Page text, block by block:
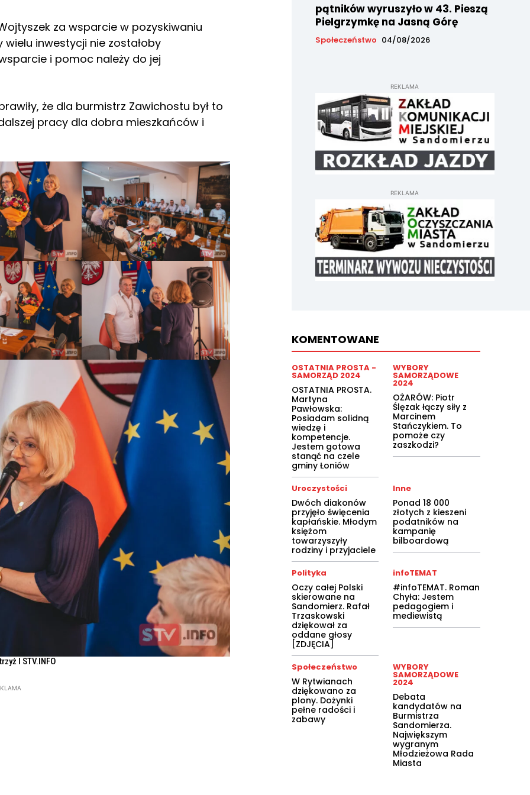
za wsparcie w pozyskiwaniu
inwestycji nie zostałoby
i pomoc należy do jej
że dla burmistrz Zawichostu był to
pracy dla dobra mieszkańców i
l STV.INFO
pątników wyruszyło w 43. Pieszą
Pielgrzymkę na Jasną Górę
Społeczeństwo 04/08/2026
REKLAMA
REKLAMA
KOMENTOWANE
OSTATNIA PROSTA -
SAMORZĄD 2024
OSTATNIA PROSTA.
Martyna
Pawłowska:
Posiadam solidną
wiedzę i
kompetencje.
Jestem gotowa
stanąć na czele
gminy Łoniów
WYBORY
SAMORZĄDOWE
2024
OŻARÓW: Piotr
Ślęzak łączy siły z
Marcinem
Stańczykiem. To
pomoże czy
zaszkodzi?
Uroczystości
Dwóch diakonów
przyjęło święcenia
kapłańskie. Młodym
księżom
towarzyszyły
rodziny i przyjaciele
Inne
Ponad 18 000
złotych z kieszeni
podatników na
kampanię
bilboardową
Polityka
Oczy całej Polski
skierowane na
Sandomierz. Rafał
Trzaskowski
dziękował za
oddane głosy
[ZDJĘCIA]
infoTEMAT
#infoTEMAT. Roman
Chyła: Jestem
pedagogiem i
mediewistą
Społeczeństwo
W Rytwianach
dziękowano za
plony. Dożynki
pełne radości i
zabawy
WYBORY
SAMORZĄDOWE
2024
Debata
kandydatów na
Burmistrza
Sandomierza.
Największym
wygranym
Młodzieżowa Rada
Miasta